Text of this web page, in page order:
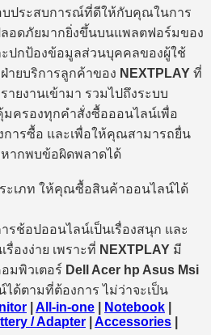
ประสบการณ์ที่ดีให้กับคุณในการ
อดภัยมากยิ่งขึ้นบนแพลตฟอร์มของ
ะปกป้องข้อมูลส่วนบุคคลของผู้ใช้
ายบริการลูกค้าของ NEXTPLAY ที่
ยงานเข้ามา รวมไปถึงระบบ
มครองทุกคำสั่งซื้อออนไลน์เพื่อ
ารซื้อ และเพื่อให้คุณสามารถยื่น
ากพบข้อผิดพลาดได้
เภท ให้คุณซื้อสินค้าออนไลน์ได้
รช้อปออนไลน์เป็นเรื่องสนุก และ
องง่าย เพราะที่ NEXTPLAY มี
มพิวเตอร์ Dell Acer hp Asus Msi
ด้ตามที่ต้องการ ไม่ว่าจะเป็น
All-in-one Notebook
/ Adapter Accessories